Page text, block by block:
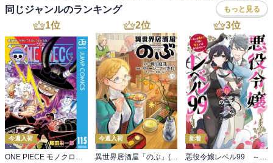
同じジャンルのランキング もっと見る
1位
今週入荷
2位
今週入荷
3位
新着